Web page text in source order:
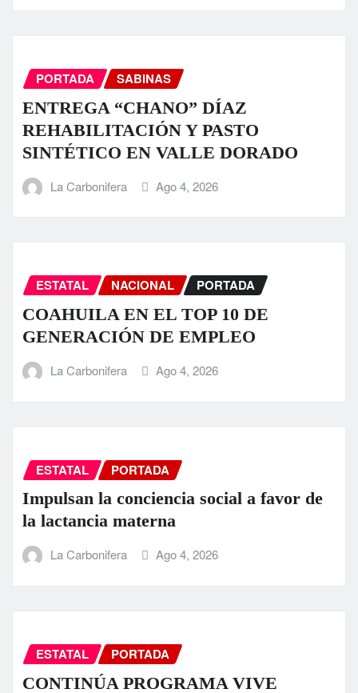
PORTADA SABINAS
ENTREGA “CHANO” DÍAZ
REHABILITACIÓN Y PASTO
SINTÉTICO EN VALLE DORADO
La Carbonifera Ago 4, 2026
ESTATAL NACIONAL PORTADA
COAHUILA EN EL TOP 10 DE
GENERACIÓN DE EMPLEO
La Carbonifera Ago 4, 2026
ESTATAL PORTADA
Impulsan la conciencia social a favor de
la lactancia materna
La Carbonifera Ago 4, 2026
ESTATAL PORTADA
CONTINÚA PROGRAMA VIVE